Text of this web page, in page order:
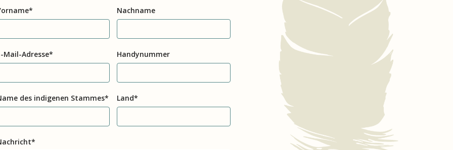
* Nachname
Mail-Adresse* Handynummer
des indigenen Stammes* Land*